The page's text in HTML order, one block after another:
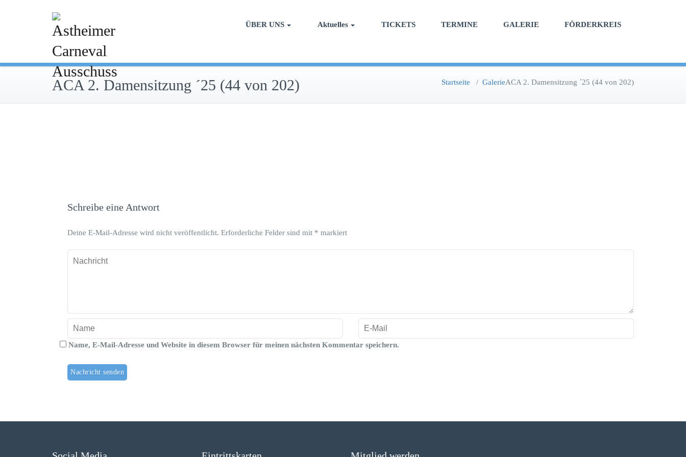
ÜBER UNS Aktuelles TICKETS TERMINE GALERIE FÖRDERKREIS
ACA 2. Damensitzung ´25 (44 von 202) Startseite / GalerieACA 2. Damensitzung ´25 (44 von 202)
Schreibe eine Antwort
Deine E-Mail-Adresse wird nicht veröffentlicht. Erforderliche Felder sind mit * markiert
Name, E-Mail-Adresse und Website in diesem Browser für meinen nächsten Kommentar speichern.